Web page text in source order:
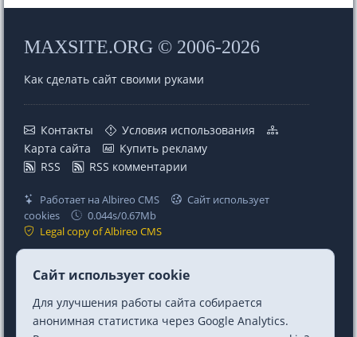
MAXSITE.ORG © 2006-2026
Как сделать сайт своими руками
Контакты
Условия использования
Карта сайта
Купить рекламу
RSS
RSS комментарии
Работает на Albireo CMS
Сайт использует
cookies
0.044s/0.67Mb
Legal copy of Albireo CMS
Проекты
MaxSite CMS
Albireo CMS
Ссылки
Telegram
Telegram Chat
Сайт использует cookie
Для улучшения работы сайта собирается
анонимная статистика через Google Analytics.